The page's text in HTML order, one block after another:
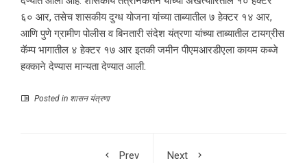
६० आर, तसेच शासकीय दुग्ध योजना यांच्या ताब्यातील ७ हेक्टर १४ आर,
आणि पुणे ग्रामीण पोलीस व बिनतारी संदेश यंत्रणा यांच्या ताब्यातील टायग्रीस
कॅम्प भागातील ४ हेक्टर १७ आर इतकी जमीन पीएमआरडीएला कायम कब्जे
हक्काने देण्यास मान्यता देण्यात आली.
Posted in शासन यंत्रणा
Prev
Next